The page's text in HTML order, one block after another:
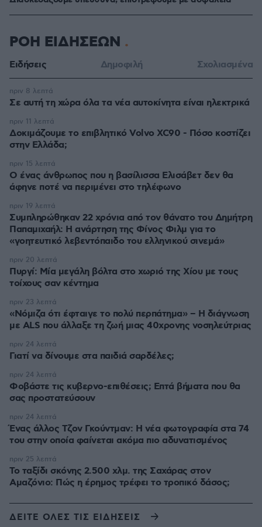
ΡΟΗ ΕΙΔΗΣΕΩΝ
Ειδήσεις Δημοφιλή Σχολιασμένα
Σε αυτή τη χώρα όλα τα νέα αυτοκίνητα είναι ηλεκτρικά
πριν 8 λεπτά
Δοκιμάζουμε το επιβλητικό Volvo XC90 - Πόσο κοστίζει
στην Ελλάδα;
πριν 11 λεπτά
Ο ένας άνθρωπος που η βασίλισσα Ελισάβετ δεν θα
άφηνε ποτέ να περιμένει στο τηλέφωνο
πριν 15 λεπτά
Συμπληρώθηκαν 22 χρόνια από τον θάνατο του Δημήτρη
Παπαμιχαήλ: Η ανάρτηση της Φίνος Φιλμ για το
«γοητευτικό λεβεντόπαιδο του ελληνικού σινεμά»
πριν 19 λεπτά
Πυργί: Mία μεγάλη βόλτα στο χωριό της Χίου με τους
τοίχους σαν κέντημα
πριν 20 λεπτά
«Νόμιζα ότι έφταιγε το πολύ περπάτημα» – Η διάγνωση
με ALS που άλλαξε τη ζωή μιας 40χρονης νοσηλεύτριας
πριν 23 λεπτά
Γιατί να δίνουμε στα παιδιά σαρδέλες;
πριν 24 λεπτά
Φοβάστε τις κυβερνο-επιθέσεις; Επτά βήματα που θα
σας προστατεύσουν
πριν 24 λεπτά
Ένας άλλος Τζον Γκούντμαν: H νέα φωτογραφία στα 74
του στην οποία φαίνεται ακόμα πιο αδυνατισμένος
πριν 24 λεπτά
Το ταξίδι σκόνης 2.500 χλμ. της Σαχάρας στον
Αμαζόνιο: Πώς η έρημος τρέφει το τροπικό δάσος;
πριν 25 λεπτά
ΔΕΙΤΕ ΟΛΕΣ ΤΙΣ ΕΙΔΗΣΕΙΣ